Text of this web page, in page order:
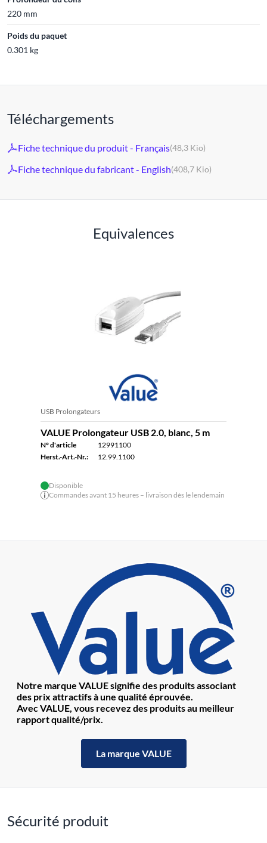
220 mm
Poids du paquet
0.301 kg
Téléchargements
Fiche technique du produit - Français(48,3 Kio)
Fiche technique du fabricant - English(408,7 Kio)
Equivalences
USB Prolongateurs
VALUE Prolongateur USB 2.0, blanc, 5 m
N° d'article
12991100
Herst.-Art.-Nr.:
12.99.1100
Disponible
Commandes avant 15 heures – livraison dès le lendemain
Notre marque VALUE signifie des produits associant
des prix attractifs à une qualité éprouvée.
Avec VALUE, vous recevez des produits au meilleur
rapport qualité/prix.
La marque VALUE
Sécurité produit